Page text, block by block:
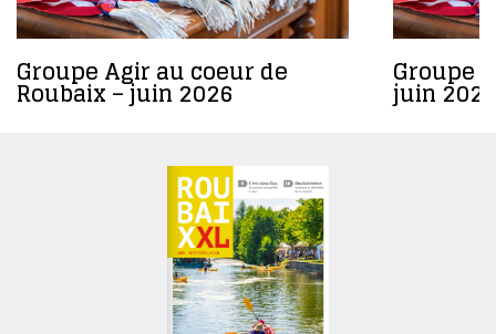
Groupe Agir au coeur de
Roubaix – juin 2026
Groupe
juin 2026